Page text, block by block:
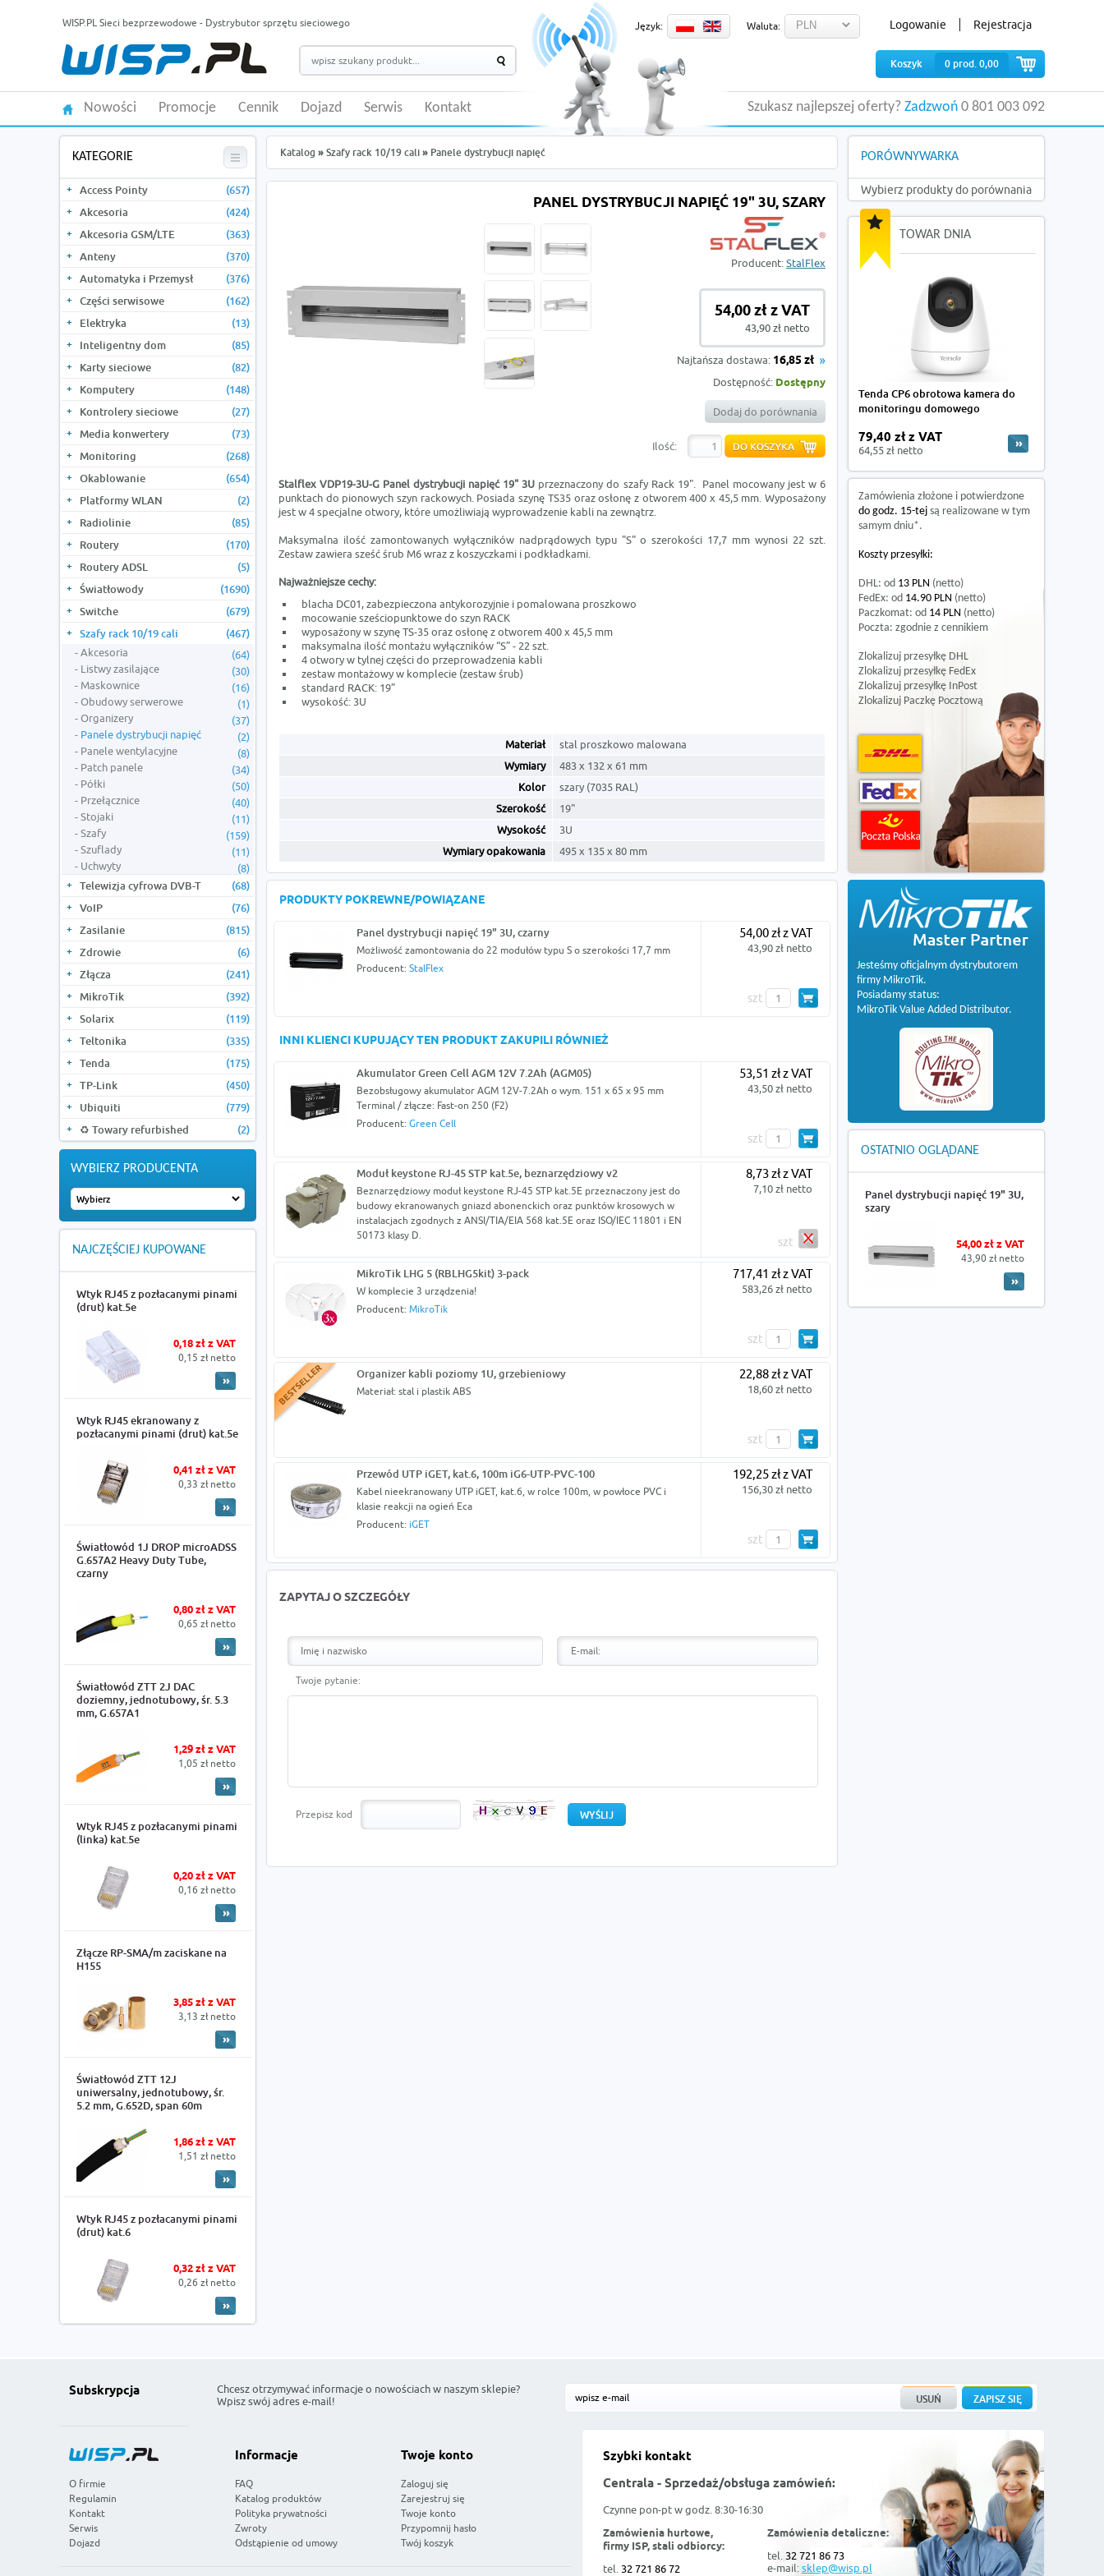
WISP.PL Sieci bezprzewodowe - Dystrybutor sprzętu sieciowego Język: Waluta: Logowanie Rejestracja
Koszyk 0 prod. 0,00
Szukasz najlepszej oferty? Zadzwoń 0 801 003 092
Nowości Promocje Cennik Dojazd Serwis Kontakt
KATEGORIE
Access Pointy
(657)
Akcesoria
(424)
Akcesoria GSM/LTE
(363)
Anteny
(370)
Automatyka i Przemysł
(376)
Części serwisowe
(162)
Elektryka
(13)
Inteligentny dom
(85)
Karty sieciowe
(82)
Komputery
(148)
Kontrolery sieciowe
(27)
Media konwertery
(73)
Monitoring
(268)
Okablowanie
(654)
Platformy WLAN
(2)
Radiolinie
(85)
Routery
(170)
Routery ADSL
(5)
Światłowody
(1690)
Switche
(679)
Szafy rack 10/19 cali
(467)
Akcesoria
(64)
Listwy zasilające
(30)
Maskownice
(16)
Obudowy serwerowe
(1)
Organizery
(37)
Panele dystrybucji napięć
(2)
Panele wentylacyjne
(8)
Patch panele
(34)
Półki
(50)
Przełącznice
(40)
Stojaki
(11)
Szafy
(159)
Szuflady
(11)
Uchwyty
(8)
Telewizja cyfrowa DVB-T
(68)
VoIP
(76)
Zasilanie
(815)
Zdrowie
(6)
Złącza
(241)
MikroTik
(392)
Solarix
(119)
Teltonika
(335)
Tenda
(175)
TP-Link
(450)
Ubiquiti
(779)
♻️ Towary refurbished
(2)
WYBIERZ PRODUCENTA
NAJCZĘŚCIEJ KUPOWANE
Wtyk RJ45 z pozłacanymi pinami
(drut) kat.5e
0,18 zł z VAT
0,15 zł netto
Wtyk RJ45 ekranowany z
pozłacanymi pinami (drut) kat.5e
0,41 zł z VAT
0,33 zł netto
Światłowód 1J DROP microADSS
G.657A2 Heavy Duty Tube,
czarny
0,80 zł z VAT
0,65 zł netto
Światłowód ZTT 2J DAC
doziemny, jednotubowy, śr. 5.3
mm, G.657A1
1,29 zł z VAT
1,05 zł netto
Wtyk RJ45 z pozłacanymi pinami
(linka) kat.5e
0,20 zł z VAT
0,16 zł netto
Złącze RP-SMA/m zaciskane na
H155
3,85 zł z VAT
3,13 zł netto
Światłowód ZTT 12J
uniwersalny, jednotubowy, śr.
5.2 mm, G.652D, span 60m
1,86 zł z VAT
1,51 zł netto
Wtyk RJ45 z pozłacanymi pinami
(drut) kat.6
0,32 zł z VAT
0,26 zł netto
Katalog » Szafy rack 10/19 cali » Panele dystrybucji napięć
PANEL DYSTRYBUCJI NAPIĘĆ 19" 3U, SZARY
Producent:StalFlex
54,00 zł z VAT
43,90 zł netto
Najtańsza dostawa: 16,85 zł
Dostępność: Dostępny
Dodaj do porównania
Ilość:
Stalflex VDP19-3U-G Panel dystrybucji napięć 19" 3U przeznaczony do szafy Rack 19". Panel mocowany jest w 6
punktach do pionowych szyn rackowych. Posiada szynę TS35 oraz osłonę z otworem 400 x 45,5 mm. Wyposażony
jest w 4 specjalne otwory, które umożliwiają wyprowadzenie kabli na zewnątrz.
Maksymalna ilość zamontowanych wyłączników nadprądowych typu "S" o szerokości 17,7 mm wynosi 22 szt.
Zestaw zawiera sześć śrub M6 wraz z koszyczkami i podkładkami.
Najważniejsze cechy:
blacha DC01, zabezpieczona antykorozyjnie i pomalowana proszkowo
mocowanie sześciopunktowe do szyn RACK
wyposażony w szynę TS-35 oraz osłonę z otworem 400 x 45,5 mm
maksymalna ilość montażu wyłączników “S” - 22 szt.
4 otwory w tylnej części do przeprowadzenia kabli
zestaw montażowy w komplecie (zestaw śrub)
standard RACK: 19”
wysokość: 3U
Materiał
stal proszkowo malowana
Wymiary
483 x 132 x 61 mm
Kolor
szary (7035 RAL)
Szerokość
19"
Wysokość
3U
Wymiary opakowania
495 x 135 x 80 mm
PRODUKTY POKREWNE/POWIĄZANE
Panel dystrybucji napięć 19" 3U, czarny
Możliwość zamontowania do 22 modułów typu S o szerokości 17,7 mm
Producent: StalFlex
54,00 zł z VAT
43,90 zł netto
szt
INNI KLIENCI KUPUJĄCY TEN PRODUKT ZAKUPILI RÓWNIEŻ
Akumulator Green Cell AGM 12V 7.2Ah (AGM05)
Bezobsługowy akumulator AGM 12V-7.2Ah o wym. 151 x 65 x 95 mm
Terminal / złącze: Fast-on 250 (F2)
Producent: Green Cell
53,51 zł z VAT
43,50 zł netto
szt
Moduł keystone RJ-45 STP kat.5e, beznarzędziowy v2
Beznarzędziowy moduł keystone RJ-45 STP kat.5E przeznaczony jest do
budowy ekranowanych gniazd abonenckich oraz punktów krosowych w
instalacjach zgodnych z ANSI/TIA/EIA 568 kat.5E oraz ISO/IEC 11801 i EN
50173 klasy D.
8,73 zł z VAT
7,10 zł netto
szt
MikroTik LHG 5 (RBLHG5kit) 3-pack
W komplecie 3 urządzenia!
Producent: MikroTik
717,41 zł z VAT
583,26 zł netto
szt
Organizer kabli poziomy 1U, grzebieniowy
Materiał: stal i plastik ABS
22,88 zł z VAT
18,60 zł netto
szt
Przewód UTP iGET, kat.6, 100m iG6-UTP-PVC-100
Kabel nieekranowany UTP iGET, kat.6, w rolce 100m, w powłoce PVC i
klasie reakcji na ogień Eca
Producent: iGET
192,25 zł z VAT
156,30 zł netto
szt
ZAPYTAJ O SZCZEGÓŁY
Twoje pytanie:
Przepisz kod
PORÓWNYWARKA
Wybierz produkty do porównania
TOWAR DNIA
Tenda CP6 obrotowa kamera do
monitoringu domowego
79,40 zł z VAT
64,55 zł netto
Zamówienia złożone i potwierdzone
do godz. 15-tej są realizowane w tym
samym dniu*.
Koszty przesyłki:
DHL: od 13 PLN (netto)
FedEx: od 14.90 PLN (netto)
Paczkomat: od 14 PLN (netto)
Poczta: zgodnie z cennikiem
Zlokalizuj przesyłkę DHL
Zlokalizuj przesyłkę FedEx
Zlokalizuj przesyłkę InPost
Zlokalizuj Paczkę Pocztową
Jesteśmy oficjalnym dystrybutorem
firmy MikroTik.
Posiadamy status:
MikroTik Value Added Distributor.
OSTATNIO OGLĄDANE
Panel dystrybucji napięć 19" 3U,
szary
54,00 zł z VAT
43,90 zł netto
Subskrypcja
Chcesz otrzymywać informacje o nowościach w naszym sklepie?
Wpisz swój adres e-mail!
Szybki kontakt
Centrala - Sprzedaż/obsługa zamówień:
Czynne pon-pt w godz. 8:30-16:30
Zamówienia hurtowe,
firmy ISP, stali odbiorcy:
tel. 32 721 86 72
Zamówienia detaliczne:
tel. 32 721 86 73
e-mail:sklep@wisp.pl
O firmie
Regulamin
Kontakt
Serwis
Dojazd
Informacje
FAQ
Katalog produktów
Polityka prywatności
Zwroty
Odstąpienie od umowy
Twoje konto
Zaloguj się
Zarejestruj się
Twoje konto
Przypomnij hasło
Twój koszyk